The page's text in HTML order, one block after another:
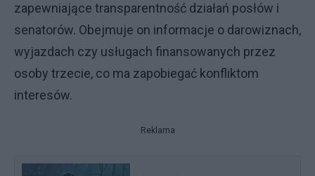
zapewniające transparentność działań posłów i
senatorów. Obejmuje on informacje o darowiznach,
wyjazdach czy usługach finansowanych przez
osoby trzecie, co ma zapobiegać konfliktom
interesów.
Reklama